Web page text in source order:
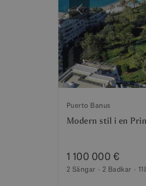
Föregående
Puerto Banus
Modern stil i en
1 100 000 €
2 Sängar 2 Badkar